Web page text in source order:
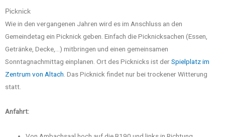
Picknick
Wie in den vergangenen Jahren wird es im Anschluss an den
Gemeindetag ein Picknick geben. Einfach die Picknicksachen (Essen,
Getränke, Decke,…) mitbringen und einen gemeinsamen
Sonntagnachmittag einplanen. Ort des Picknicks ist derSpielplatz im
Zentrum von Altach . Das Picknick findet nur bei trockener Witterung
statt.
Anfahrt: